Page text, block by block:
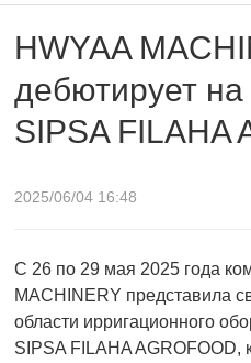
HWYAA
дебютирует на
SIPSA FILAHA
2025/06/04 16:48
С 26 по 29 мая 2025 года
MACHINERY представила
области ирригационного
SIPSA FILAHA